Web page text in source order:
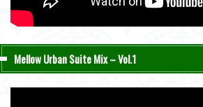
Mellow Urban Suite Mix – Vol.1